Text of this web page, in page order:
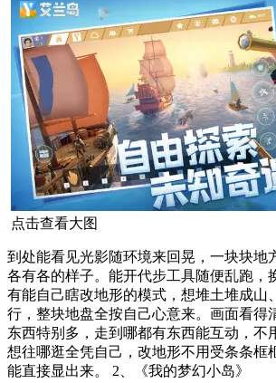
点击查看大图
到处能看见光影随环境来回晃，一块块地
各有各的样子。能开代步工具随便乱跑，
有能自己瞎改地形的模式，想堆土堆成山
行，整块地盘全按自己心意来。画面看得
东西特别多，走到哪都有东西能互动，不
想往哪逛全凭自己，改地形不用受条条框
能直接显出来。 2、《我的梦幻小岛》